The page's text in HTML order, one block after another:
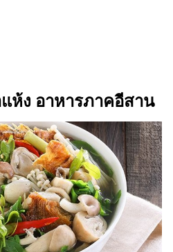
ห้ง อาหารภาคอีสาน